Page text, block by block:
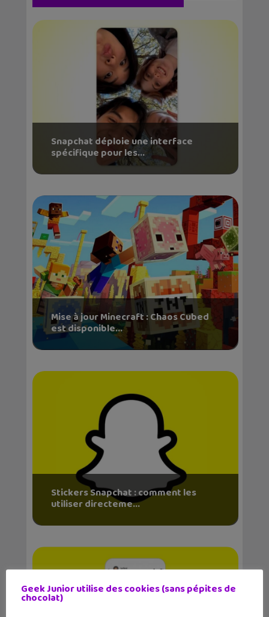
Snapchat déploie une interface
spécifique pour les...
Mise à jour Minecraft : Chaos Cubed
est disponible...
Stickers Snapchat : comment les
utiliser directeme...
Geek Junior utilise des cookies (sans pépites de
chocolat)